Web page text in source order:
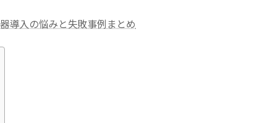
導入の悩みと失敗事例まとめ